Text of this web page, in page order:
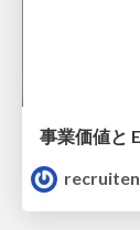
事業価値と